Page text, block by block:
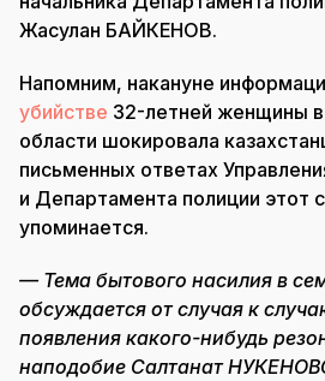
Жасулан БАЙКЕНОВ.
Напомним, накануне
убийстве 32-летней женщины
области шокировала
письменных ответах
и Департамента полиции этот
упоминается.
— Тема бытового насилия в
обсуждается от случая к
появления какого-нибудь
наподобие Салтанат